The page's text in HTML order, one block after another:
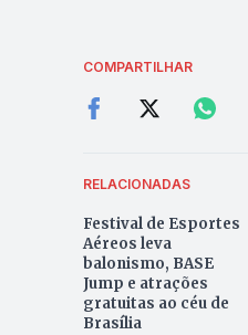
COMPARTILHAR
RELACIONADAS
Festival de Esportes
Aéreos leva
balonismo, BASE
Jump e atrações
gratuitas ao céu de
Brasília